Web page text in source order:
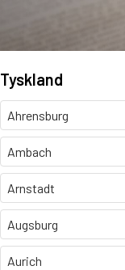
Tyskland
Ahrensburg
Ambach
Arnstadt
Augsburg
Aurich